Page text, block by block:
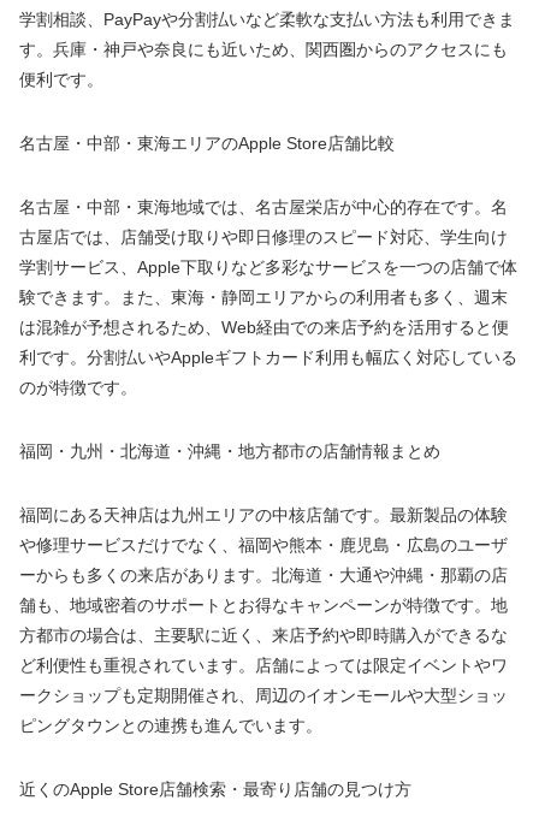
学割相談、PayPayや分割払いなど柔軟な支払い方法も利用できま
す。兵庫・神戸や奈良にも近いため、関西圏からのアクセスにも
便利です。
名古屋・中部・東海エリアのApple Store店舗比較
名古屋・中部・東海地域では、名古屋栄店が中心的存在です。名
古屋店では、店舗受け取りや即日修理のスピード対応、学生向け
学割サービス、Apple下取りなど多彩なサービスを一つの店舗で体
験できます。また、東海・静岡エリアからの利用者も多く、週末
は混雑が予想されるため、Web経由での来店予約を活用すると便
利です。分割払いやAppleギフトカード利用も幅広く対応している
のが特徴です。
福岡・九州・北海道・沖縄・地方都市の店舗情報まとめ
福岡にある天神店は九州エリアの中核店舗です。最新製品の体験
や修理サービスだけでなく、福岡や熊本・鹿児島・広島のユーザ
ーからも多くの来店があります。北海道・大通や沖縄・那覇の店
舗も、地域密着のサポートとお得なキャンペーンが特徴です。地
方都市の場合は、主要駅に近く、来店予約や即時購入ができるな
ど利便性も重視されています。店舗によっては限定イベントやワ
ークショップも定期開催され、周辺のイオンモールや大型ショッ
ピングタウンとの連携も進んでいます。
近くのApple Store店舗検索・最寄り店舗の見つけ方